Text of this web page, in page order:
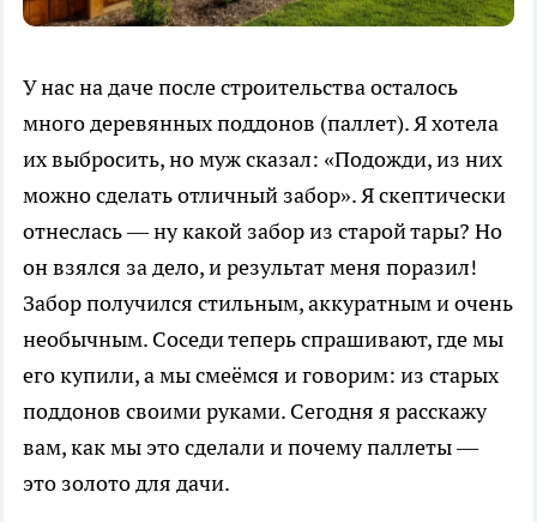
У нас на даче после строительства осталось
много деревянных поддонов (паллет). Я хотела
их выбросить, но муж сказал: «Подожди, из них
можно сделать отличный забор». Я скептически
отнеслась — ну какой забор из старой тары? Но
он взялся за дело, и результат меня поразил!
Забор получился стильным, аккуратным и очень
необычным. Соседи теперь спрашивают, где мы
его купили, а мы смеёмся и говорим: из старых
поддонов своими руками. Сегодня я расскажу
вам, как мы это сделали и почему паллеты —
это золото для дачи.